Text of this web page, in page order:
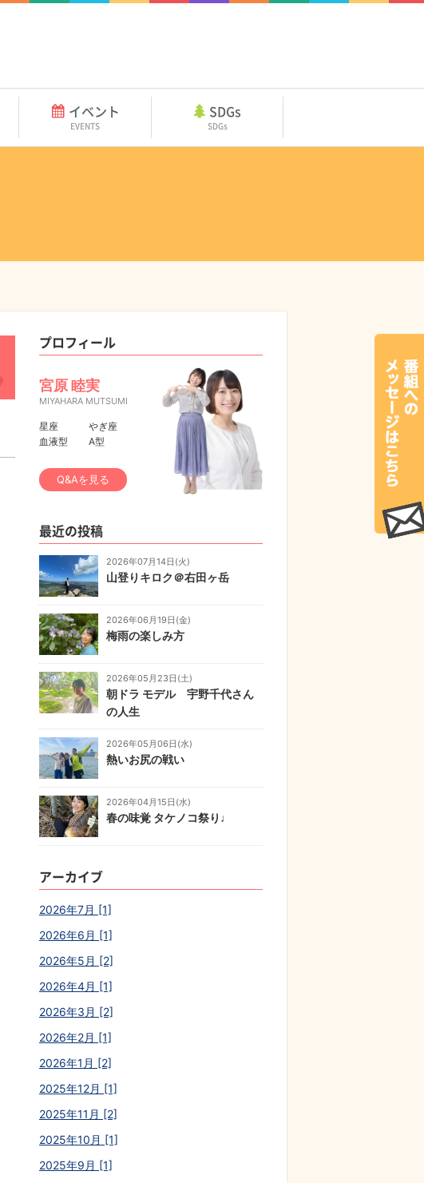
イベント
EVENTS
SDGs
SDGs
プロフィール
宮原 睦実
MIYAHARA MUTSUMI
星座
やぎ座
血液型
A型
Q&Aを見る
最近の投稿
2026年07月14日(火)
山登りキロク＠右田ヶ岳
2026年06月19日(金)
梅雨の楽しみ方
2026年05月23日(土)
朝ドラ モデル 宇野千代さん
の人生
2026年05月06日(水)
熱いお尻の戦い
2026年04月15日(水)
春の味覚 タケノコ祭り♩
アーカイブ
2026年7月 [1]
2026年6月 [1]
2026年5月 [2]
2026年4月 [1]
2026年3月 [2]
2026年2月 [1]
2026年1月 [2]
2025年12月 [1]
2025年11月 [2]
2025年10月 [1]
2025年9月 [1]